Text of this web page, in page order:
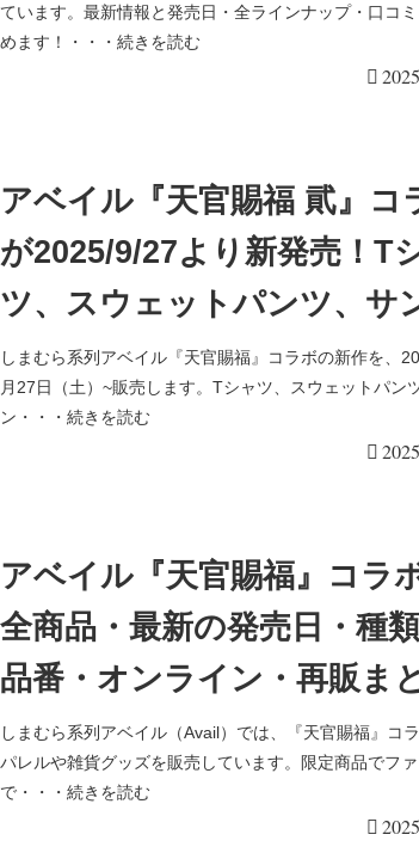
リアファイル2枚セットが
2025/12/5より店頭で新発売
ています。最新情報と発売日・全ラインナップ・口コミ
めます！・・・続きを読む
アベイル『天官賜福 貮』コ
が2025/9/27より新発売！T
ツ、スウェットパンツ、サ
ルのアパレル、ぬいぐるみ
コットチャーム、エコバッ
巾着、アクキー、タオル、
と花城のグッズも！口コミ
り切れ、入荷数、販売状況ま
め！オンラインで受注生産の
販売も実施！
しまむら系列アベイル『天官賜福』コラボの新作を、
月27日（土）~販売します。Tシャツ、スウェットパン
ン・・・続きを読む
アベイル『天官賜福』コラ
全商品・最新の発売日・種類
品番・オンライン・再販ま
め！取扱店はどこ？アパレ
グッズ、インテリアアイテ
2025/9/27より新発売！オン
しまむら系列アベイル（Avail）では、『天官賜福』コ
パレルや雑貨グッズを販売しています。限定商品でフ
で・・・続きを読む